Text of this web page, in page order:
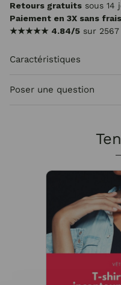
Retours gratuits sous 14
Paiement en 3X sans frais
★★★★★ 4.84/5 sur 2567
Caractéristiques
Poser une question